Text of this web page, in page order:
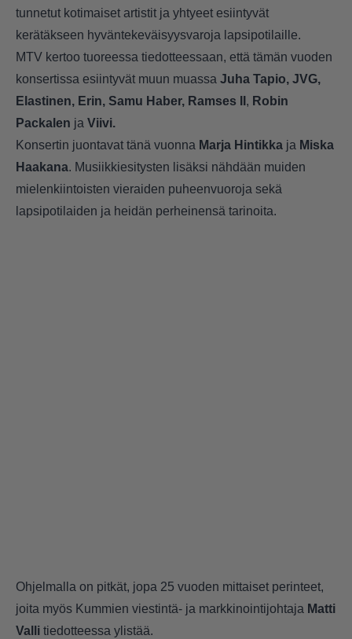
tunnetut kotimaiset artistit ja yhtyeet esiintyvät
kerätäkseen hyväntekeväisyysvaroja lapsipotilaille.
MTV kertoo tuoreessa tiedotteessaan, että tämän vuoden
konsertissa esiintyvät muun muassa Juha Tapio, JVG,
Elastinen, Erin, Samu Haber, Ramses II , Robin
Packalen ja Viivi.
Konsertin juontavat tänä vuonna Marja Hintikka ja Miska
Haakana. Musiikkiesitysten lisäksi nähdään muiden
mielenkiintoisten vieraiden puheenvuoroja sekä
lapsipotilaiden ja heidän perheinensä tarinoita.
Ohjelmalla on pitkät, jopa 25 vuoden mittaiset perinteet,
joita myös Kummien viestintä- ja markkinointijohtaja Matti
Valli tiedotteessa ylistää.